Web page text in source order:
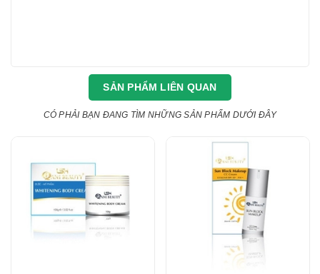
SẢN PHẨM LIÊN QUAN
CÓ PHẢI BẠN ĐANG TÌM NHỮNG SẢN PHẨM DƯỚI ĐÂY